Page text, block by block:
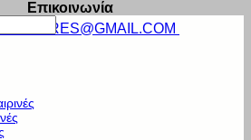
Επικοινωνία